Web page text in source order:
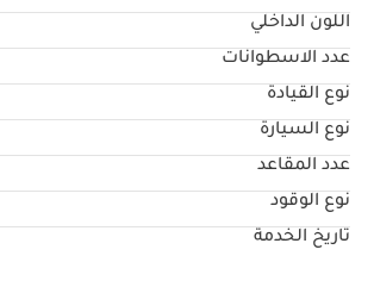
اللون الداخلي
عدد الاسطوانات
نوع القيادة
نوع السيارة
عدد المقاعد
نوع الوقود
تاريخ الخدمة